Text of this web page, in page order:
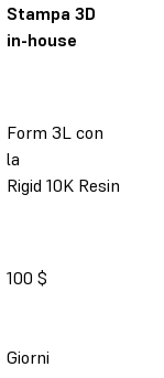
Stampa 3D
in-house
Form 3L con
la
Rigid 10K Resin
100 $
Giorni